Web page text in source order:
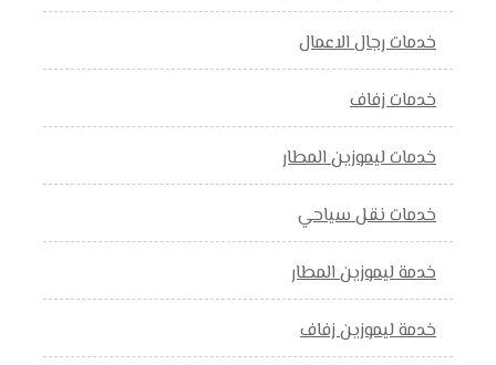
خدمات رجال الاعمال
خدمات زفاف
خدمات ليموزين المطار
خدمات نقل سياحي
خدمة ليموزين المطار
خدمة ليموزين زفاف